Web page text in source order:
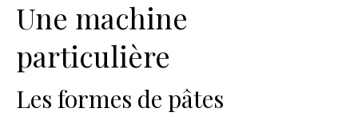
Une machine
particulière
Les formes de pâtes